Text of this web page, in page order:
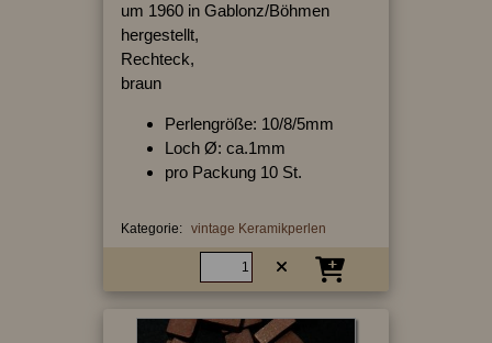
um 1960 in Gablonz/Böhmen
hergestellt,
Rechteck,
braun
Perlengröße: 10/8/5mm
Loch Ø: ca.1mm
pro Packung 10 St.
Kategorie: vintage Keramikperlen